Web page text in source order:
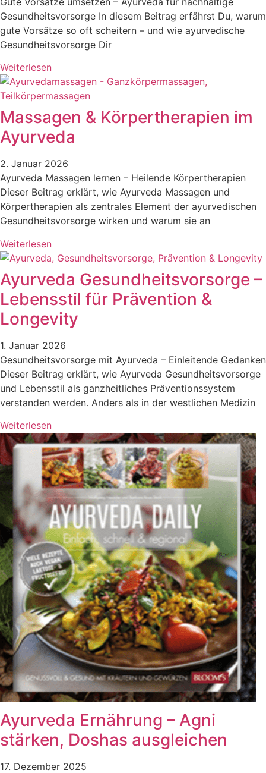
Gesundheitsvorsorge In diesem Beitrag erfährst Du, warum
gute Vorsätze so oft scheitern – und wie ayurvedische
Gesundheitsvorsorge Dir
Weiterlesen
Massagen & Körpertherapien im
Ayurveda
2. Januar 2026
Ayurveda Massagen lernen – Heilende Körpertherapien
Dieser Beitrag erklärt, wie Ayurveda Massagen und
Körpertherapien als zentrales Element der ayurvedischen
Gesundheitsvorsorge wirken und warum sie an
Weiterlesen
Ayurveda Gesundheitsvorsorge –
Lebensstil für Prävention &
Longevity
1. Januar 2026
Gesundheitsvorsorge mit Ayurveda – Einleitende Gedanken
Dieser Beitrag erklärt, wie Ayurveda Gesundheitsvorsorge
und Lebensstil als ganzheitliches Präventionssystem
verstanden werden. Anders als in der westlichen Medizin
Weiterlesen
Ayurveda Ernährung – Agni
stärken, Doshas ausgleichen
17. Dezember 2025